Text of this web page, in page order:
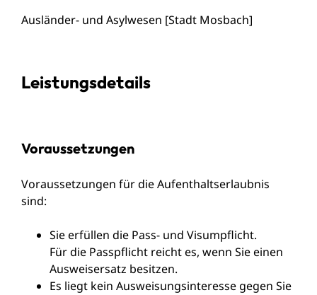
Ausländer- und Asylwesen [Stadt Mosbach]
Leistungsdetails
Voraussetzungen
Voraussetzungen für die Aufenthaltserlaubnis
sind:
Sie erfüllen die Pass- und Visumpflicht.
Für die Passpflicht reicht es, wenn Sie einen
Ausweisersatz besitzen.
Es liegt kein Ausweisungsinteresse gegen Sie